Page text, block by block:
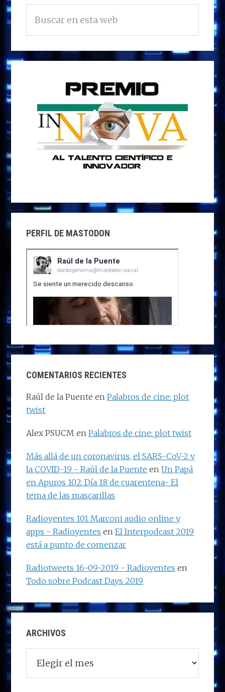
LATERAL
PRINCIPAL
en
esta
web
PERFIL DE MASTODON
COMENTARIOS RECIENTES
Raúl de la Puente enPalabros de cine: plot
twist
Alex PSUCM enPalabros de cine: plot twist
Más allá de un coronavirus, el SARS-CoV-2 y
la COVID-19 - Raúl de la Puente enUn Papá
en Apuros 102: Día 18 de cuarentena- El
tema de las mascarillas
Radioyentes 101 Marconi audio online y
apps - Radioyentes enEl Interpodcast 2019
está a punto de comenzar
Radiotweets 16-09-2019 - Radioyentes en
Todo sobre Podcast Days 2019
ARCHIVOS